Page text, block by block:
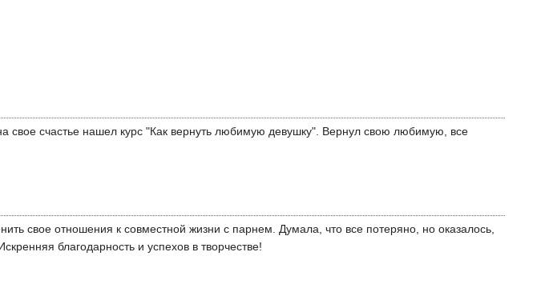
свое счастье нашел курс "Как вернуть любимую девушку". Вернул свою любимую, все
свое отношения к совместной жизни с парнем. Думала, что все потеряно, но оказалось,
благодарность и успехов в творчестве!